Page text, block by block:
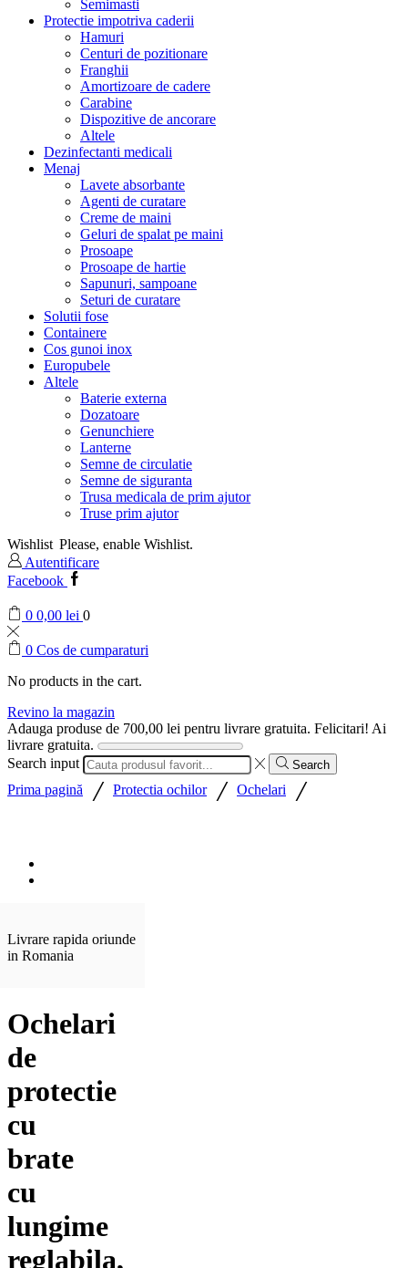
Semimasti
Protectie impotriva caderii
Hamuri
Centuri de pozitionare
Franghii
Amortizoare de cadere
Carabine
Dispozitive de ancorare
Altele
Dezinfectanti medicali
Menaj
Lavete absorbante
Agenti de curatare
Creme de maini
Geluri de spalat pe maini
Prosoape
Prosoape de hartie
Sapunuri, sampoane
Seturi de curatare
Solutii fose
Containere
Cos gunoi inox
Europubele
Altele
Baterie externa
Dozatoare
Genunchiere
Lanterne
Semne de circulatie
Semne de siguranta
Trusa medicala de prim ajutor
Truse prim ajutor
Wishlist Please, enable Wishlist.
Autentificare
Facebook
0 0,00 lei 0
0 Cos de cumparaturi
No products in the cart.
Revino la magazin
Adauga produse de 700,00 lei pentru livrare gratuita. Felicitari! Ai
livrare gratuita.
Search input
Search
Prima pagină / Protectia ochilor / Ochelari /
Livrare rapida oriunde
in Romania
Ochelari
de
protectie
cu
brate
cu
lungime
reglabila,